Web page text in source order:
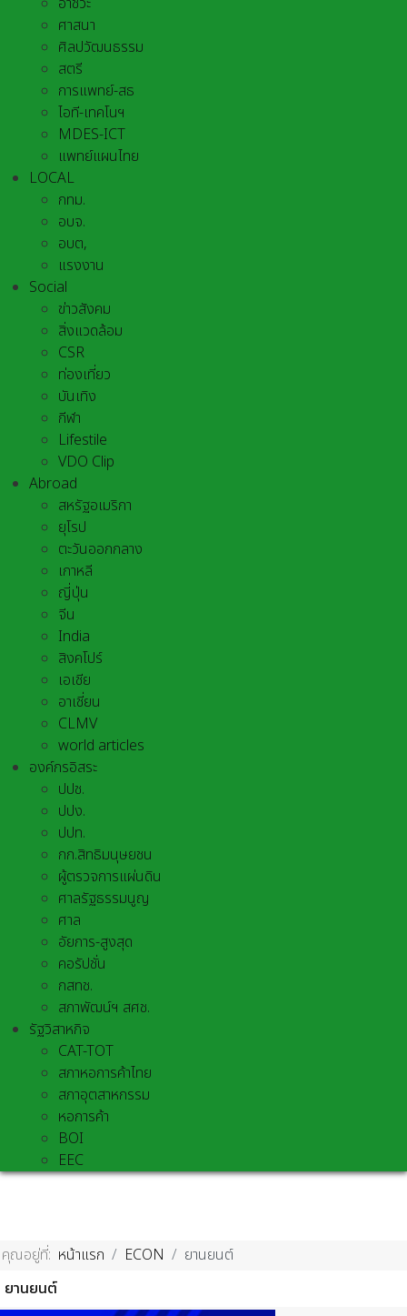
ศาสนา
ศิลปวัฒนธรรม
สตรี
การแพทย์-สธ
ไอที-เทคโนฯ
MDES-ICT
แพทย์แผนไทย
LOCAL
กทม.
อบจ.
อบต,
แรงงาน
Social
ข่าวสังคม
สิ่งแวดล้อม
CSR
ท่องเที่ยว
บันเทิง
กีฬา
Lifestile
VDO Clip
Abroad
สหรัฐอเมริกา
ยุโรป
ตะวันออกกลาง
เกาหลี
ญี่ปุ่น
จีน
India
สิงคโปร์
เอเชีย
อาเชี่ยน
CLMV
world articles
องค์กรอิสระ
ปปช.
ปปง.
ปปท.
กก.สิทธิมนุษยชน
ผู้ตรวจการแผ่นดิน
ศาลรัฐธรรมนูญ
ศาล
อัยการ-สูงสุด
คอรัปชั่น
กสทช.
สภาพัฒน์ฯ สศช.
รัฐวิสาหกิจ
CAT-TOT
สภาหอการค้าไทย
สภาอุตสาหกรรม
หอการค้า
BOI
EEC
คุณอยู่ที่: หน้าแรก ECON
ยานยนต์
ยานยนต์